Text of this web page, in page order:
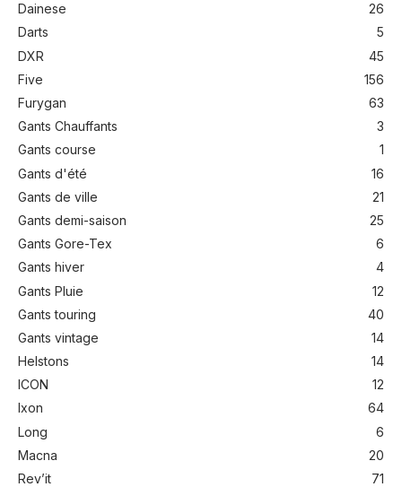
Dainese
26
Darts
5
DXR
45
Five
156
Furygan
63
Gants Chauffants
3
Gants course
1
Gants d'été
16
Gants de ville
21
Gants demi-saison
25
Gants Gore-Tex
6
Gants hiver
4
Gants Pluie
12
Gants touring
40
Gants vintage
14
Helstons
14
ICON
12
Ixon
64
Long
6
Macna
20
Rev’it
71